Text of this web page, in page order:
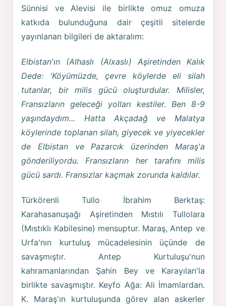
Sünnisi ve Alevisi ile birlikte omuz omuza
katkıda bulunduğuna dair çeşitli sitelerde
yayınlanan bilgileri de aktaralım:
Elbistan'ın (Alhaslı (Alxaslı) Aşiretinden Kalık
Dede: 'Köyümüzde, çevre köylerde eli silah
tutanlar, bir milis gücü oluşturdular. Milisler,
Fransızların geleceği yolları kestiler. Ben 8-9
yaşındaydım... Hatta Akçadağ ve Malatya
köylerinde toplanan silah, giyecek ve yiyecekler
de Elbistan ve Pazarcık üzerinden Maraş'a
gönderiliyordu. Fransızların her tarafını milis
gücü sardı. Fransızlar kaçmak zorunda kaldılar.
Türkörenli Tullo İbrahim Berktaş:
Karahasanuşağı Aşiretinden Mıstılı Tullolara
(Mıstıklı Kabilesine) mensuptur. Maraş, Antep ve
Urfa'nın kurtuluş mücadelesinin üçünde de
savaşmıştır. Antep Kurtuluşu'nun
kahramanlarından Şahin Bey ve Karayılan'la
birlikte savaşmıştır. Keyfo Ağa: Ali İmamlardan.
K. Maraş'ın kurtuluşunda görev alan askerler